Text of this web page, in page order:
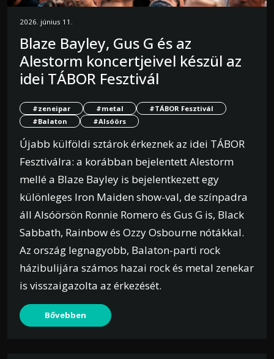
2026. június 11.
Blaze Bayley, Gus G és az
Alestorm koncertjeivel készül az
idei TÁBOR Fesztivál
#zeneipar #metal
#TÁBOR Fesztivál
#Balaton
#Alsóörs
Újabb külföldi sztárok érkeznek az idei TÁBOR
Fesztiválra: a korábban bejelentett Alestorm
mellé a Blaze Bayley is bejelentkezett egy
különleges Iron Maiden show-val, de színpadra
áll Alsóörsön Ronnie Romero és Gus G is, Black
Sabbath, Rainbow és Ozzy Osbourne nótákkal.
Az ország legnagyobb, Balaton-parti rock
házibulijára számos hazai rock és metal zenekar
is visszaigazolta az érkezését.
Bővebben